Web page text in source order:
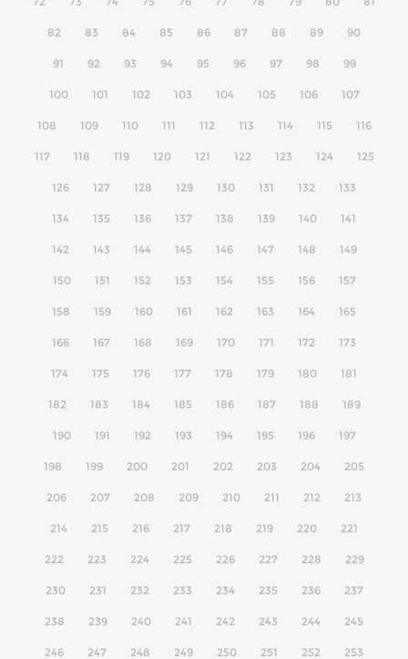
82 83 84 85 86 87 88 89 90
91 92 93 94 95 96 97 98 99
100 101 102 103 104 105 106 107
108 109 110 111 112 113 114 115 116
117 118 119 120 121 122 123 124 125
126 127 128 129 130 131 132 133
134 135 136 137 138 139 140 141
142 143 144 145 146 147 148 149
150 151 152 153 154 155 156 157
158 159 160 161 162 163 164 165
166 167 168 169 170 171 172 173
174 175 176 177 178 179 180 181
182 183 184 185 186 187 188 189
190 191 192 193 194 195 196 197
198 199 200 201 202 203 204 205
206 207 208 209 210 211 212 213
214 215 216 217 218 219 220 221
222 223 224 225 226 227 228 229
230 231 232 233 234 235 236 237
238 239 240 241 242 243 244 245
246 247 248 249 250 251 252 253